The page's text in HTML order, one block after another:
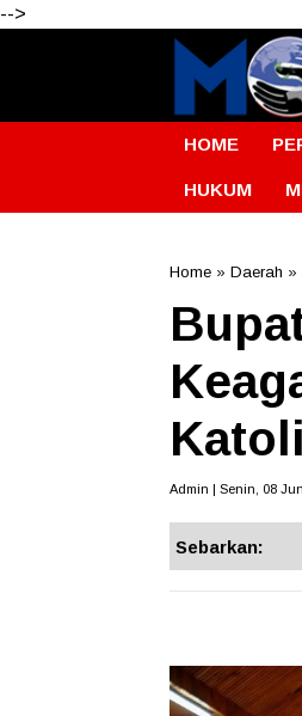
-->
HOME
HUKUM
Home » Daerah »
Admin | Senin, 08
Sebarkan: